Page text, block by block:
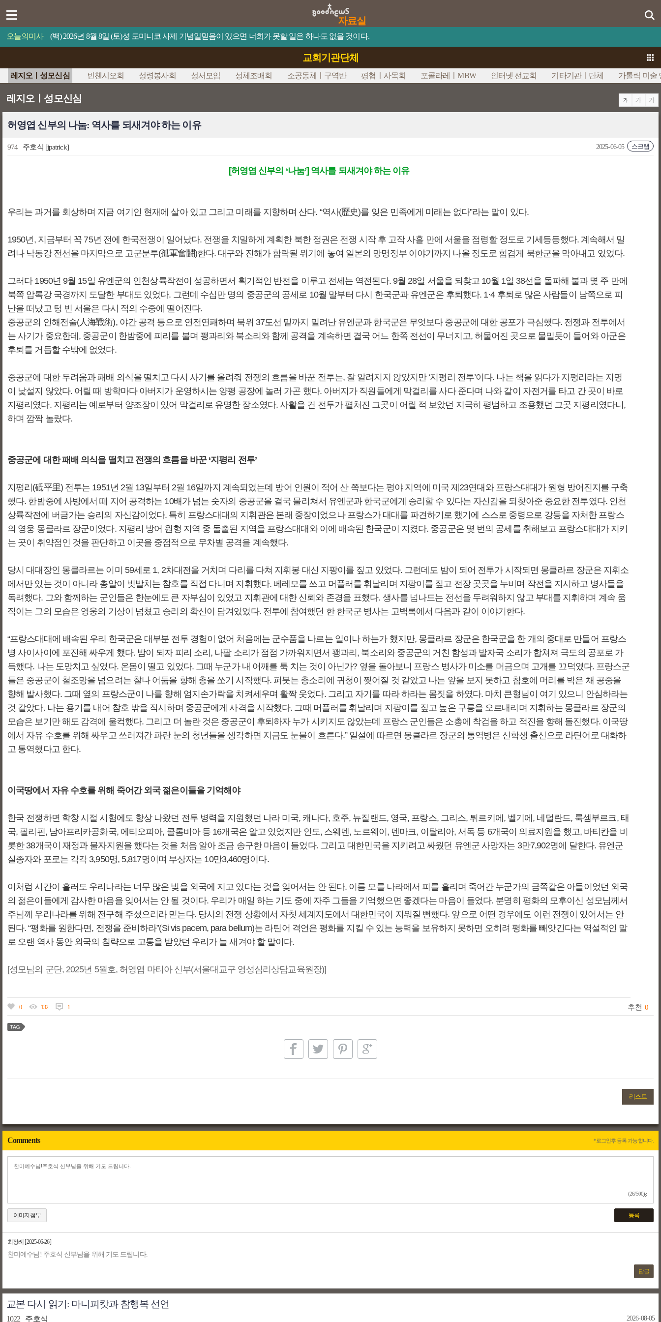
자료실
오늘의미사 (백) 2026년 8월 8일 (토)성 도미니코 사제 기념일믿음이 있으면 너희가 못할 일은 하나도 없을 것이다.
교회기관단체
레지오ㅣ성모신심 빈첸시오회 성령봉사회 성서모임 성체조배회 소공동체ㅣ구역반 평협ㅣ사목회 포콜라레ㅣMBW 인터넷 선교회 기타기관ㅣ단체 가톨릭 미술
레지오ㅣ성모신심
허영엽 신부의 나눔: 역사를 되새겨야 하는 이유
974 주호식 [jpatrick] 스크랩
2025-06-05
[허영엽 신부의 ‘나눔’] 역사를 되새겨야 하는 이유
우리는 과거를 회상하며 지금 여기인 현재에 살아 있고 그리고 미래를 지향하며 산다. “역사(歷史)를 잊은 민족에게 미래는 없다”라는 말이 있다.
1950년, 지금부터 꼭 75년 전에 한국전쟁이 일어났다. 전쟁을 치밀하게 계획한 북한 정권은 전쟁 시작 후 고작 사흘 만에 서울을 점령할 정도로 기세등등했다. 계속해서 밀
려나 낙동강 전선을 마지막으로 고군분투(孤軍奮鬪)한다. 대구와 진해가 함락될 위기에 놓여 일본의 망명정부 이야기까지 나올 정도로 힘겹게 북한군을 막아내고 있었다.
그러다 1950년 9월 15일 유엔군의 인천상륙작전이 성공하면서 획기적인 반전을 이루고 전세는 역전된다. 9월 28일 서울을 되찾고 10월 1일 38선을 돌파해 불과 몇 주 만에
북쪽 압록강 국경까지 도달한 부대도 있었다. 그런데 수십만 명의 중공군의 공세로 10월 말부터 다시 한국군과 유엔군은 후퇴했다. 1·4 후퇴로 많은 사람들이 남쪽으로 피
난을 떠났고 텅 빈 서울은 다시 적의 수중에 떨어진다.
중공군의 인해전술(人海戰術), 야간 공격 등으로 연전연패하며 북위 37도선 밑까지 밀려난 유엔군과 한국군은 무엇보다 중공군에 대한 공포가 극심했다. 전쟁과 전투에서
는 사기가 중요한데, 중공군이 한밤중에 피리를 불며 꽹과리와 북소리와 함께 공격을 계속하면 결국 어느 한쪽 전선이 무너지고, 허물어진 곳으로 물밀듯이 들어와 아군은
후퇴를 거듭할 수밖에 없었다.
중공군에 대한 두려움과 패배 의식을 떨치고 다시 사기를 올려줘 전쟁의 흐름을 바꾼 전투는, 잘 알려지지 않았지만 ‘지평리 전투’이다. 나는 책을 읽다가 지평리라는 지명
이 낯설지 않았다. 어릴 때 방학마다 아버지가 운영하시는 양평 공장에 놀러 가곤 했다. 아버지가 직원들에게 막걸리를 사다 준다며 나와 같이 자전거를 타고 간 곳이 바로
지평리였다. 지평리는 예로부터 양조장이 있어 막걸리로 유명한 장소였다. 사활을 건 전투가 펼쳐진 그곳이 어릴 적 보았던 지극히 평범하고 조용했던 그곳 지평리였다니,
하며 깜짝 놀랐다.
중공군에 대한 패배 의식을 떨치고 전쟁의 흐름을 바꾼 ‘지평리 전투’
지평리(砥平里) 전투는 1951년 2월 13일부터 2월 16일까지 계속되었는데 방어 인원이 적어 산 쪽보다는 평야 지역에 미국 제23연대와 프랑스대대가 원형 방어진지를 구축
했다. 한밤중에 사방에서 떼 지어 공격하는 10배가 넘는 숫자의 중공군을 결국 물리쳐서 유엔군과 한국군에게 승리할 수 있다는 자신감을 되찾아준 중요한 전투였다. 인천
상륙작전에 버금가는 승리의 자신감이었다. 특히 프랑스대대의 지휘관은 본래 중장이었으나 프랑스가 대대를 파견하기로 했기에 스스로 중령으로 강등을 자처한 프랑스
의 영웅 몽클라르 장군이었다. 지평리 방어 원형 지역 중 돌출된 지역을 프랑스대대와 이에 배속된 한국군이 지켰다. 중공군은 몇 번의 공세를 취해보고 프랑스대대가 지키
는 곳이 취약점인 것을 판단하고 이곳을 중점적으로 무차별 공격을 계속했다.
당시 대대장인 몽클라르는 이미 59세로 1, 2차대전을 거치며 다리를 다쳐 지휘봉 대신 지팡이를 짚고 있었다. 그런데도 밤이 되어 전투가 시작되면 몽클라르 장군은 지휘소
에서만 있는 것이 아니라 총알이 빗발치는 참호를 직접 다니며 지휘했다. 베레모를 쓰고 머플러를 휘날리며 지팡이를 짚고 전장 곳곳을 누비며 작전을 지시하고 병사들을
독려했다. 그와 함께하는 군인들은 한눈에도 큰 자부심이 있었고 지휘관에 대한 신뢰와 존경을 표했다. 생사를 넘나드는 전선을 두려워하지 않고 부대를 지휘하며 계속 움
직이는 그의 모습은 영웅의 기상이 넘쳤고 승리의 확신이 담겨있었다. 전투에 참여했던 한 한국군 병사는 고백록에서 다음과 같이 이야기한다.
“프랑스대대에 배속된 우리 한국군은 대부분 전투 경험이 없어 처음에는 군수품을 나르는 일이나 하는가 했지만, 몽클라르 장군은 한국군을 한 개의 중대로 만들어 프랑스
병 사이사이에 포진해 싸우게 했다. 밤이 되자 피리 소리, 나팔 소리가 점점 가까워지면서 꽹과리, 북소리와 중공군의 거친 함성과 발자국 소리가 합쳐져 극도의 공포로 가
득했다. 나는 도망치고 싶었다. 온몸이 떨고 있었다. 그때 누군가 내 어깨를 툭 치는 것이 아닌가? 옆을 돌아보니 프랑스 병사가 미소를 머금으며 고개를 끄덕였다. 프랑스군
들은 중공군이 철조망을 넘으려는 찰나 어둠을 향해 총을 쏘기 시작했다. 퍼붓는 총소리에 귀청이 찢어질 것 같았고 나는 앞을 보지 못하고 참호에 머리를 박은 채 공중을
향해 발사했다. 그때 옆의 프랑스군이 나를 향해 엄지손가락을 치켜세우며 활짝 웃었다. 그리고 자기를 따라 하라는 몸짓을 하였다. 마치 큰형님이 여기 있으니 안심하라는
것 같았다. 나는 용기를 내어 참호 밖을 직시하며 중공군에게 사격을 시작했다. 그때 머플러를 휘날리며 지팡이를 짚고 높은 구릉을 오르내리며 지휘하는 몽클라르 장군의
모습은 보기만 해도 감격에 울컥했다. 그리고 더 놀란 것은 중공군이 후퇴하자 누가 시키지도 않았는데 프랑스 군인들은 소총에 착검을 하고 적진을 향해 돌진했다. 이국땅
에서 자유 수호를 위해 싸우고 쓰러져간 파란 눈의 청년들을 생각하면 지금도 눈물이 흐른다.” 일설에 따르면 몽클라르 장군의 통역병은 신학생 출신으로 라틴어로 대화하
고 통역했다고 한다.
이국땅에서 자유 수호를 위해 죽어간 외국 젊은이들을 기억해야
한국 전쟁하면 학창 시절 시험에도 항상 나왔던 전투 병력을 지원했던 나라 미국, 캐나다, 호주, 뉴질랜드, 영국, 프랑스, 그리스, 튀르키에, 벨기에, 네덜란드, 룩셈부르크, 태
국, 필리핀, 남아프리카공화국, 에티오피아, 콜롬비아 등 16개국은 알고 있었지만 인도, 스웨덴, 노르웨이, 덴마크, 이탈리아, 서독 등 6개국이 의료지원을 했고, 바티칸을 비
롯한 38개국이 재정과 물자지원을 했다는 것을 처음 알아 조금 송구한 마음이 들었다. 그리고 대한민국을 지키려고 싸웠던 유엔군 사망자는 3만7,902명에 달한다. 유엔군
실종자와 포로는 각각 3,950명, 5,817명이며 부상자는 10만3,460명이다.
이처럼 시간이 흘러도 우리나라는 너무 많은 빚을 외국에 지고 있다는 것을 잊어서는 안 된다. 이름 모를 나라에서 피를 흘리며 죽어간 누군가의 금쪽같은 아들이었던 외국
의 젊은이들에게 감사한 마음을 잊어서는 안 될 것이다. 우리가 매일 하는 기도 중에 자주 그들을 기억했으면 좋겠다는 마음이 들었다. 분명히 평화의 모후이신 성모님께서
주님께 우리나라를 위해 전구해 주셨으리라 믿는다. 당시의 전쟁 상황에서 자칫 세계지도에서 대한민국이 지워질 뻔했다. 앞으로 어떤 경우에도 이런 전쟁이 있어서는 안
된다. “평화를 원한다면, 전쟁을 준비하라”(Si vis pacem, para bellum)는 라틴어 격언은 평화를 지킬 수 있는 능력을 보유하지 못하면 오히려 평화를 빼앗긴다는 역설적인 말
로 오랜 역사 동안 외국의 침략으로 고통을 받았던 우리가 늘 새겨야 할 말이다.
[성모님의 군단, 2025년 5월호, 허영엽 마티아 신부(서울대교구 영성심리상담교육원장)]
0 132 1 추천 0
리스트
Comments *로그인후 등록 가능합니다.
(26/500)
이미지첨부 등록
최정례 [2025-06-26]
찬미예수님! 주호식 신부님을 위해 기도 드립니다.
답글
교본 다시 읽기: 마니피캇과 참행복 선언
1022 주호식 2026-08-05